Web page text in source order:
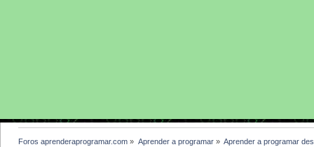
Foros aprenderaprogramar.com » Aprender a programar» Aprender a programar